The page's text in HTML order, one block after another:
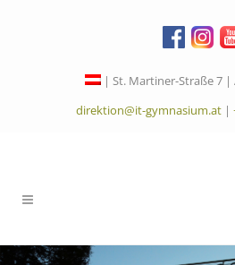
| St. Martiner-Straße 7 |
direktion@it-gymnasium.at|